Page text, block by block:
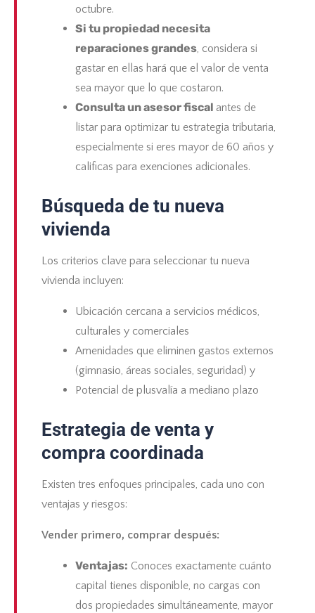
octubre.
Si tu propiedad necesita
reparaciones grandes, considera si
gastar en ellas hará que el valor de venta
sea mayor que lo que costaron.
Consulta un asesor fiscal antes de
listar para optimizar tu estrategia tributaria,
especialmente si eres mayor de 60 años y
calificas para exenciones adicionales.
Búsqueda de tu nueva
vivienda
Los criterios clave para seleccionar tu nueva
vivienda incluyen:
Ubicación cercana a servicios médicos,
culturales y comerciales
Amenidades que eliminen gastos externos
(gimnasio, áreas sociales, seguridad) y
Potencial de plusvalía a mediano plazo
Estrategia de venta y
compra coordinada
Existen tres enfoques principales, cada uno con
ventajas y riesgos:
Vender primero, comprar después:
Ventajas: Conoces exactamente cuánto
capital tienes disponible, no cargas con
dos propiedades simultáneamente, mayor